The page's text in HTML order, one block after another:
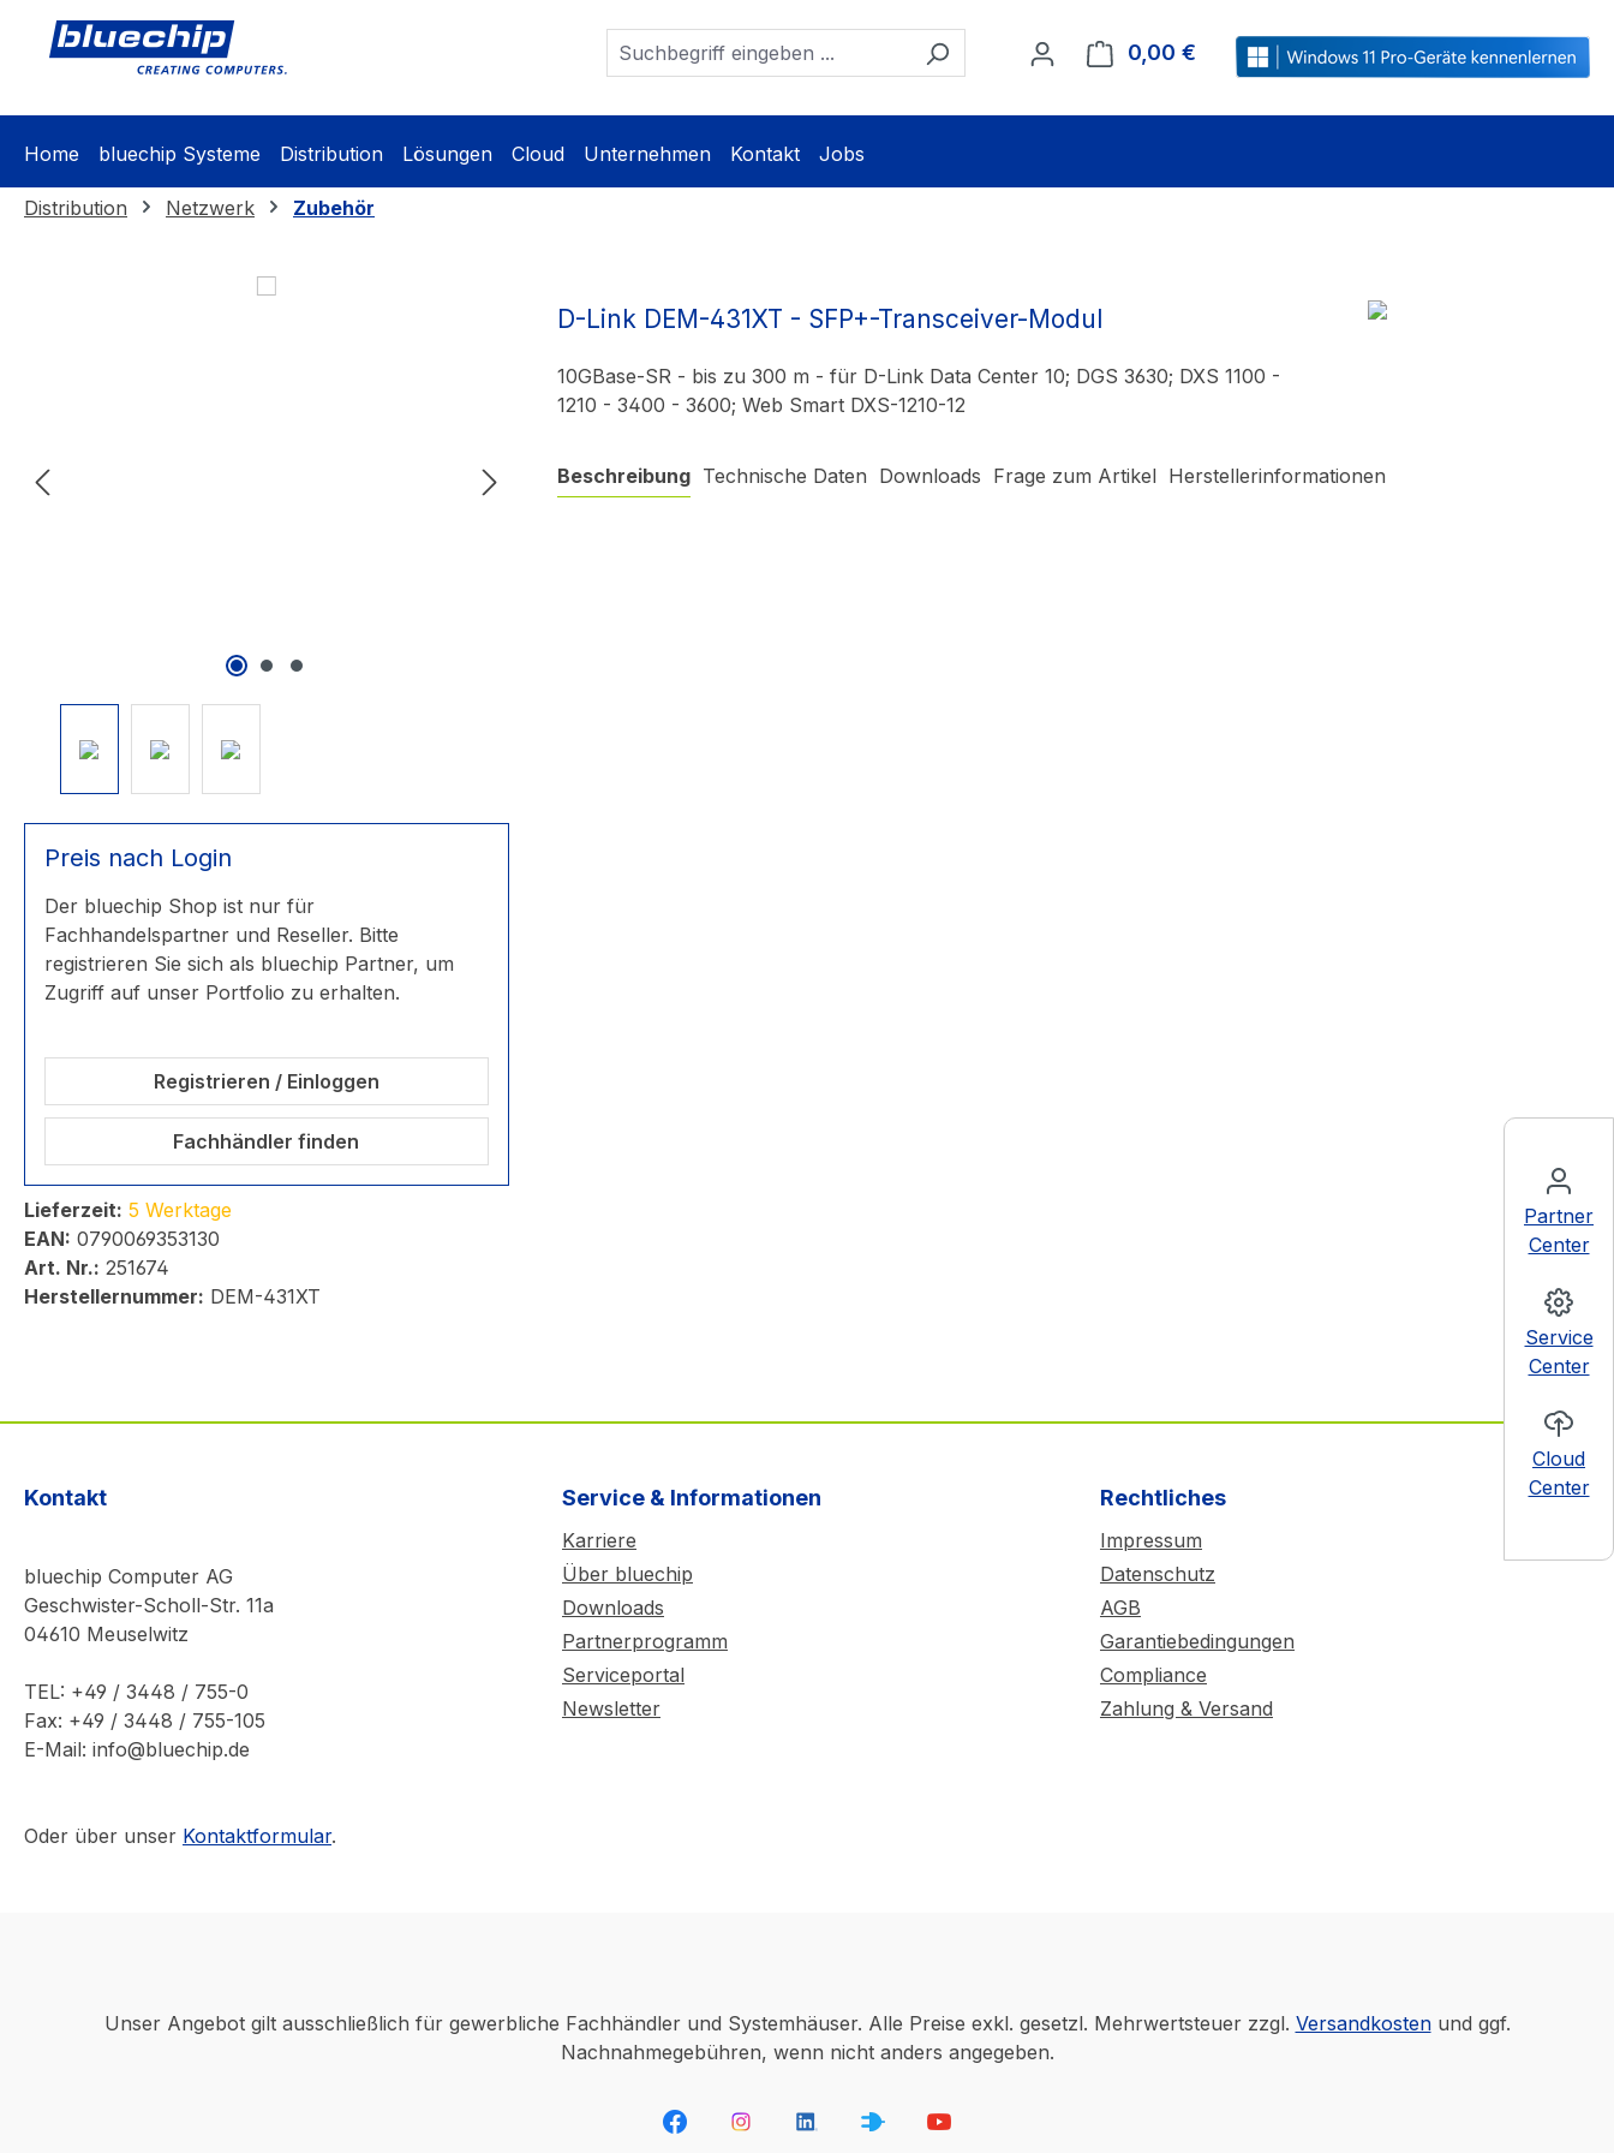
Zur Hauptnavigation springen
Partner
Center
Service
Center
Cloud
Center
0,00 € Warenkorb enthält 0 Positionen. Der
Home bluechip Systeme Distribution Lösungen Cloud Unternehmen Kontakt Jobs
Distribution Netzwerk Zubehör
Bildergalerie überspringen
Preis nach Login
Der bluechip Shop ist nur für
Fachhandelspartner und Reseller. Bitte
registrieren Sie sich als bluechip Partner, um
Zugriff auf unser Portfolio zu erhalten.
Registrieren / Einloggen
Fachhändler finden
Lieferzeit: 5 Werktage
EAN: 0790069353130
Art. Nr.: 251674
Herstellernummer: DEM-431XT
D-Link DEM-431XT - SFP+-Transceiver-Modul
10GBase-SR - bis zu 300 m - für D-Link Data Center 10; DGS 3630; DXS 1100 -
1210 - 3400 - 3600; Web Smart DXS-1210-12
Beschreibung Technische Daten Downloads Frage zum Artikel Herstellerinformationen
Kontakt
bluechip Computer AG
Geschwister-Scholl-Str. 11a
04610 Meuselwitz
TEL: +49 / 3448 / 755-0
Fax: +49 / 3448 / 755-105
E-Mail: info@bluechip.de
Oder über unser Kontaktformular.
Service & Informationen
Karriere
Über bluechip
Downloads
Partnerprogramm
Serviceportal
Newsletter
Rechtliches
Impressum
Datenschutz
AGB
Garantiebedingungen
Compliance
Zahlung & Versand
Unser Angebot gilt ausschließlich für gewerbliche Fachhändler und Systemhäuser. Alle Preise exkl. gesetzl. Mehrwertsteuer zzgl. Versandkostenund ggf.
Nachnahmegebühren, wenn nicht anders angegeben.